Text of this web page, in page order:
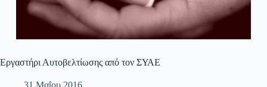
Εργαστήρι Αυτοβελτίωσης από τον ΣΥΑΕ